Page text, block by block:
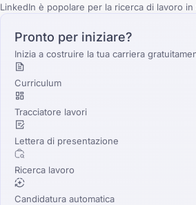
LinkedIn è popolare per la ricerca di lavoro in
Pronto per iniziare?
Inizia a costruire la tua carriera
Curriculum
Tracciatore lavori
Lettera di presentazione
Ricerca lavoro
Candidatura automatica